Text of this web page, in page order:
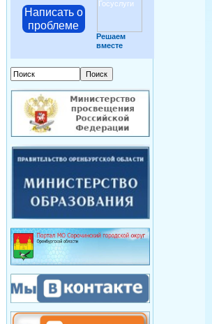
Написать о
проблеме
Решаем
вместе